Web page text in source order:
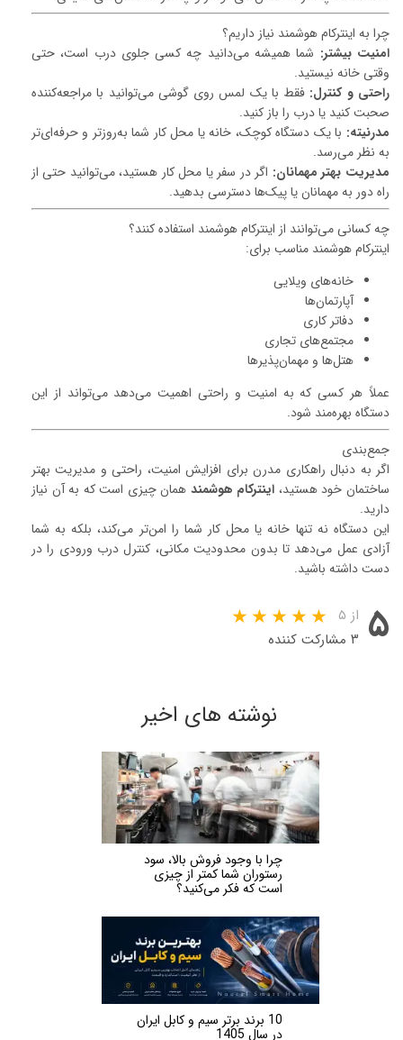
چرا به اینترکام هوشمند نیاز داریم؟
امنیت بیشتر: شما همیشه می‌دانید چه کسی جلوی درب است، حتی
وقتی خانه نیستید.
راحتی و کنترل: فقط با یک لمس روی گوشی می‌توانید با مراجعه‌کننده
صحبت کنید یا درب را باز کنید.
مدرنیته: با یک دستگاه کوچک، خانه یا محل کار شما به‌روزتر و حرفه‌ای‌تر
به نظر می‌رسد.
مدیریت بهتر مهمانان: اگر در سفر یا محل کار هستید، می‌توانید حتی از
راه دور به مهمانان یا پیک‌ها دسترسی بدهید.
چه کسانی می‌توانند از اینترکام هوشمند استفاده کنند؟
اینترکام هوشمند مناسب برای:
خانه‌های ویلایی
آپارتمان‌ها
دفاتر کاری
مجتمع‌های تجاری
هتل‌ها و مهمان‌پذیرها
عملاً هر کسی که به امنیت و راحتی اهمیت می‌دهد می‌تواند از این
دستگاه بهره‌مند شود.
جمع‌بندی
اگر به دنبال راهکاری مدرن برای افزایش امنیت، راحتی و مدیریت بهتر
ساختمان خود هستید، اینترکام هوشمند همان چیزی است که به آن نیاز
دارید.
این دستگاه نه تنها خانه یا محل کار شما را امن‌تر می‌کند، بلکه به شما
آزادی عمل می‌دهد تا بدون محدودیت مکانی، کنترل درب ورودی را در
دست داشته باشید.
۵ از ۵
۳ مشارکت کننده
نوشته های اخیر
چرا با وجود فروش بالا، سود
رستوران شما کمتر از چیزی
است که فکر می‌کنید؟
10 برند برتر سیم و کابل ایران
در سال 1405